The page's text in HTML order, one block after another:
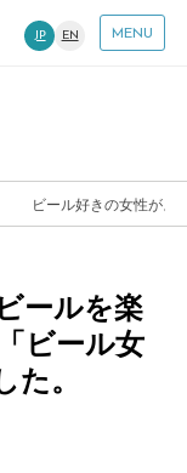
JP EN MENU
ビール好きの女性がよ
ールを楽
ビール女
。